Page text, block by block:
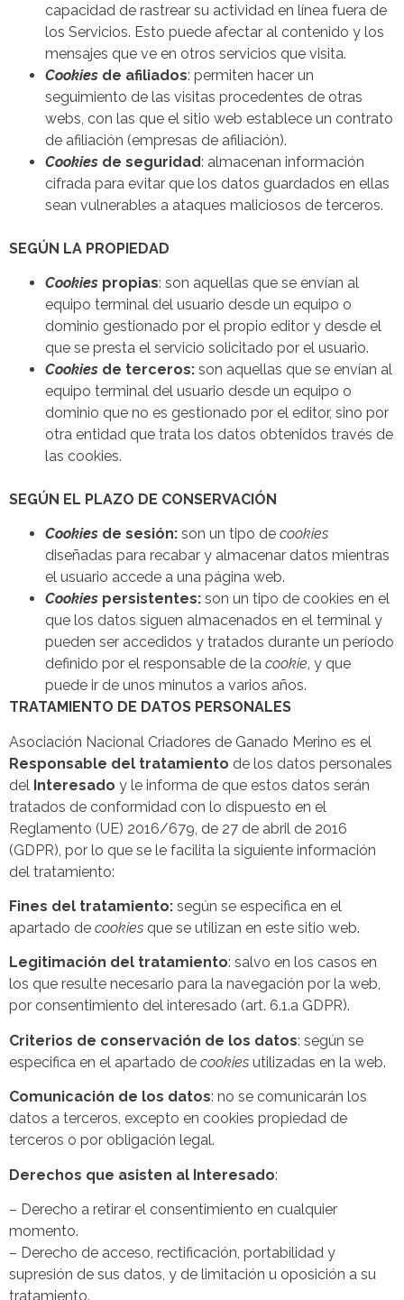
capacidad de rastrear su actividad en línea fuera de
los Servicios. Esto puede afectar al contenido y los
mensajes que ve en otros servicios que visita.
Cookies de afiliados: permiten hacer un
seguimiento de las visitas procedentes de otras
webs, con las que el sitio web establece un contrato
de afiliación (empresas de afiliación).
Cookies de seguridad: almacenan información
cifrada para evitar que los datos guardados en ellas
sean vulnerables a ataques maliciosos de terceros.
SEGÚN LA PROPIEDAD
Cookies propias: son aquellas que se envían al
equipo terminal del usuario desde un equipo o
dominio gestionado por el propio editor y desde el
que se presta el servicio solicitado por el usuario.
Cookies de terceros: son aquellas que se envían al
equipo terminal del usuario desde un equipo o
dominio que no es gestionado por el editor, sino por
otra entidad que trata los datos obtenidos través de
las cookies.
SEGÚN EL PLAZO DE CONSERVACIÓN
Cookies de sesión: son un tipo de cookies
diseñadas para recabar y almacenar datos mientras
el usuario accede a una página web.
Cookies persistentes: son un tipo de cookies en el
que los datos siguen almacenados en el terminal y
pueden ser accedidos y tratados durante un período
definido por el responsable de la cookie, y que
puede ir de unos minutos a varios años.
TRATAMIENTO DE DATOS PERSONALES
Asociación Nacional Criadores de Ganado Merino es el
Responsable del tratamiento de los datos personales
del Interesado y le informa de que estos datos serán
tratados de conformidad con lo dispuesto en el
Reglamento (UE) 2016/679, de 27 de abril de 2016
(GDPR), por lo que se le facilita la siguiente información
del tratamiento:
Fines del tratamiento: según se especifica en el
apartado de cookies que se utilizan en este sitio web.
Legitimación del tratamiento: salvo en los casos en
los que resulte necesario para la navegación por la web,
por consentimiento del interesado (art. 6.1.a GDPR).
Criterios de conservación de los datos: según se
especifica en el apartado de cookies utilizadas en la web.
Comunicación de los datos: no se comunicarán los
datos a terceros, excepto en cookies propiedad de
terceros o por obligación legal.
Derechos que asisten al Interesado:
– Derecho a retirar el consentimiento en cualquier
momento.
– Derecho de acceso, rectificación, portabilidad y
supresión de sus datos, y de limitación u oposición a su
tratamiento.